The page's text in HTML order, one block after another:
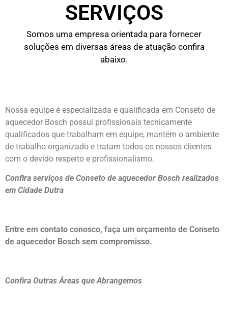
SERVIÇOS
Somos uma empresa orientada para fornecer
soluções em diversas áreas de atuação confira
abaixo.
Nossa equipe é especializada e qualificada em Conseto de
aquecedor Bosch possui profissionais tecnicamente
qualificados que trabalham em equipe, mantém o ambiente
de trabalho organizado e tratam todos os nossos clientes
com o devido respeito e profissionalismo.
Confira serviços de Conseto de aquecedor Bosch realizados
em Cidade Dutra
Entre em contato conosco, faça um orçamento de Conseto
de aquecedor Bosch sem compromisso.
Confira Outras Áreas que Abrangemos